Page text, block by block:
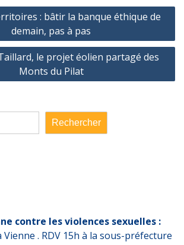
: bâtir la banque éthique de
demain, pas à pas
le projet éolien partagé des
Monts du Pilat
Rechercher
contre les violences sexuelles :
Vienne . RDV 15h à la sous-préfecture